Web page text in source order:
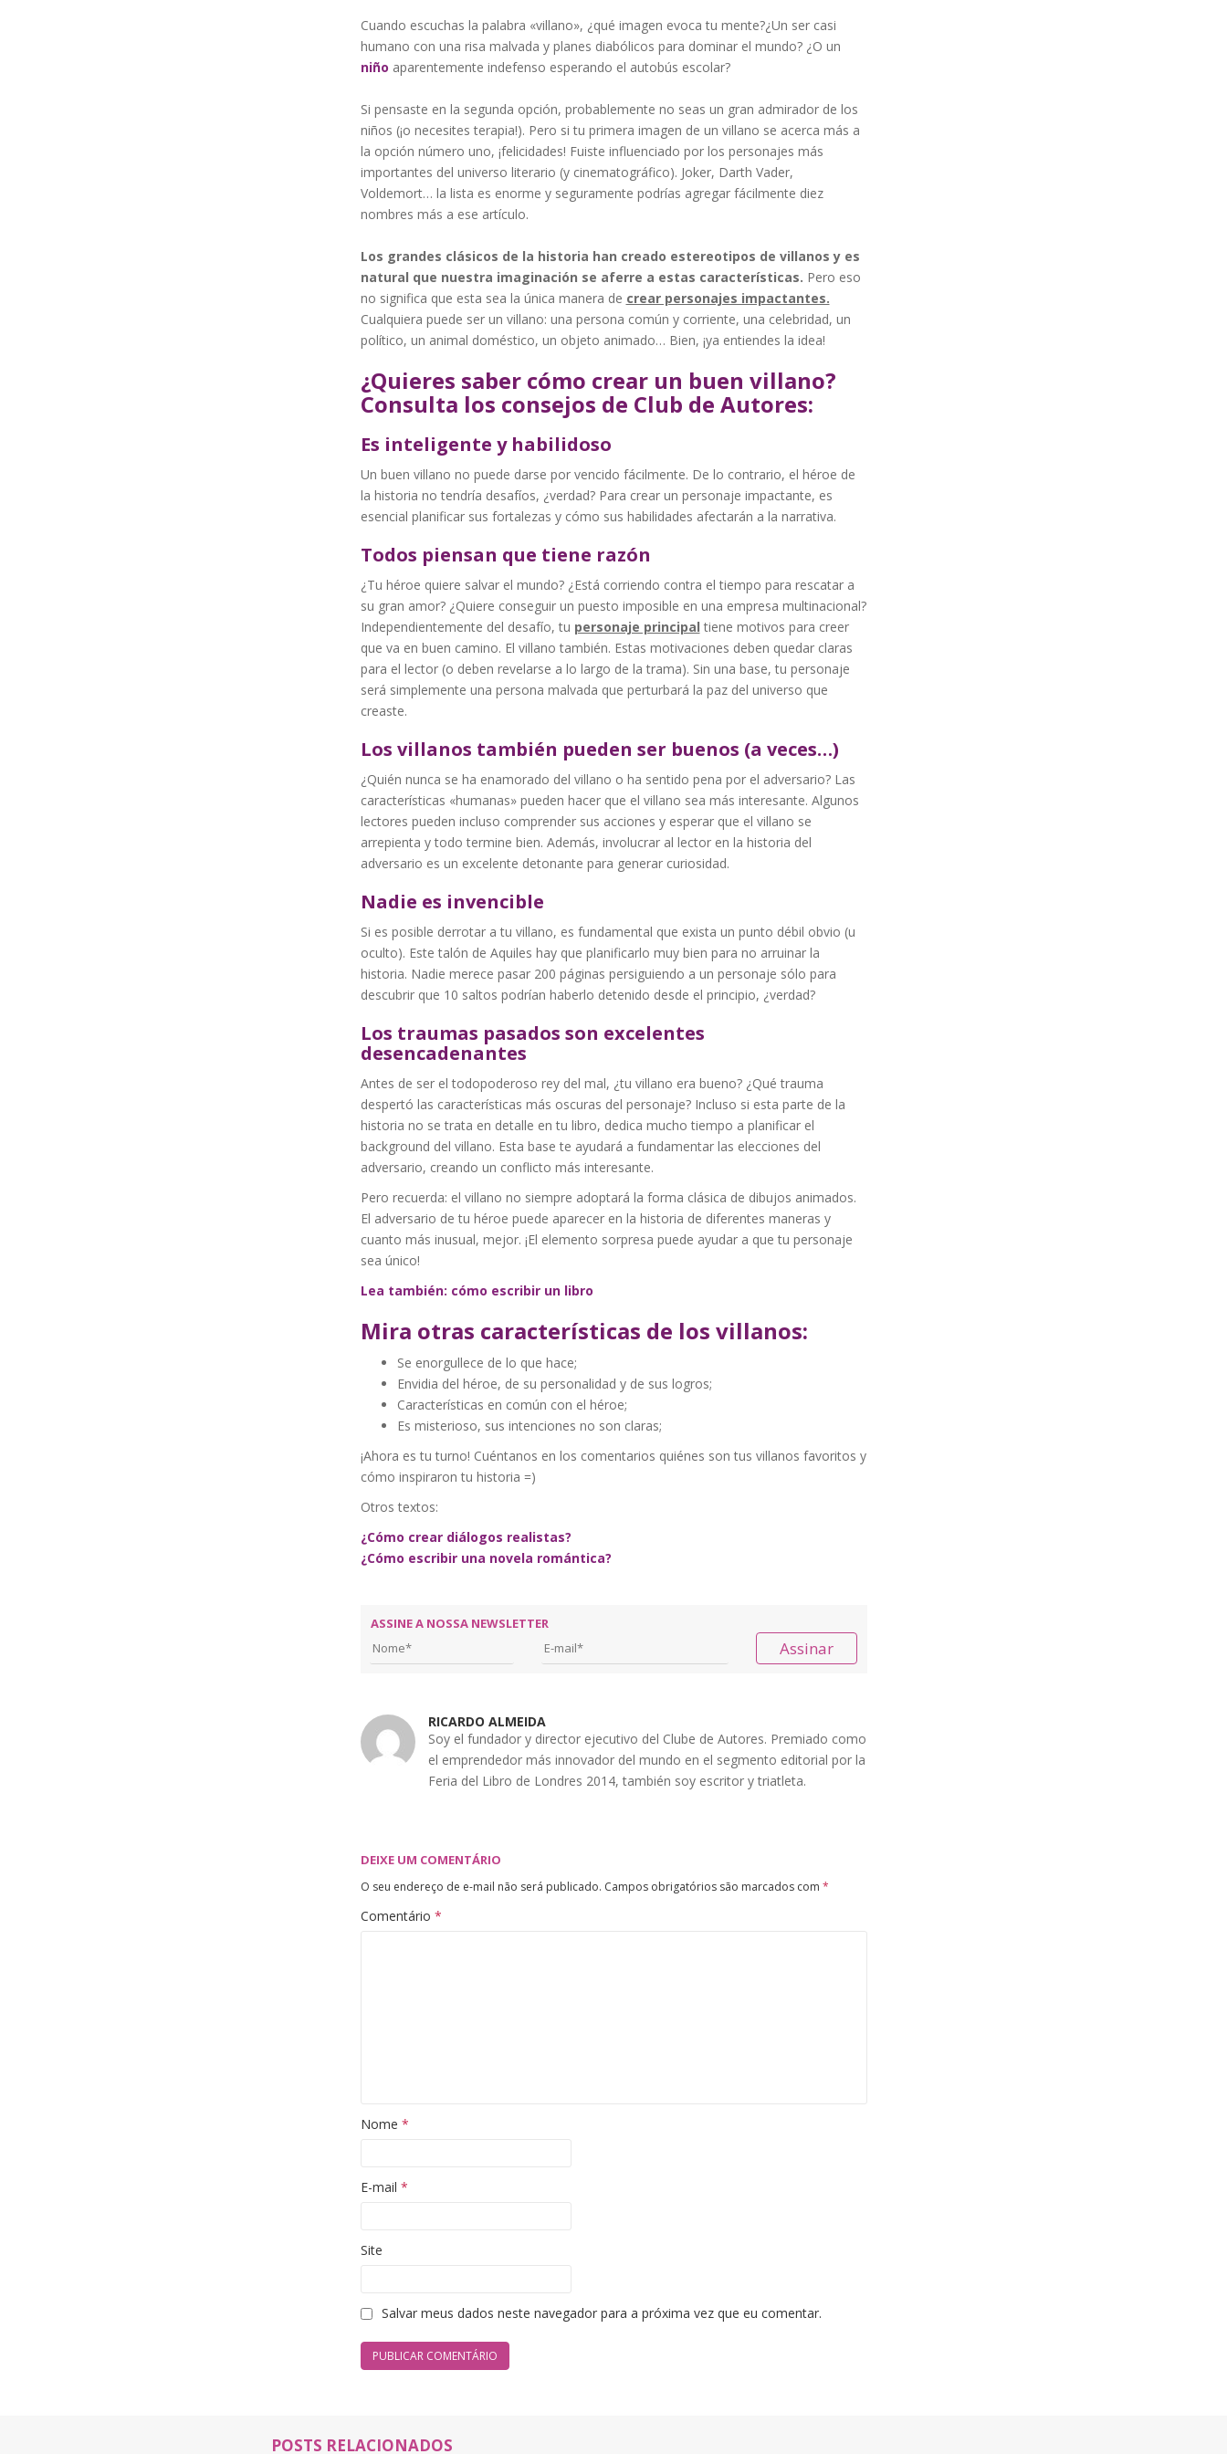
Cuando escuchas la palabra «villano», ¿qué imagen evoca tu mente?¿Un ser casi
humano con una risa malvada y planes diabólicos para dominar el mundo? ¿O un
niño aparentemente indefenso esperando el autobús escolar?
Si pensaste en la segunda opción, probablemente no seas un gran admirador de los
niños (¡o necesites terapia!). Pero si tu primera imagen de un villano se acerca más a
la opción número uno, ¡felicidades! Fuiste influenciado por los personajes más
importantes del universo literario (y cinematográfico). Joker, Darth Vader,
Voldemort… la lista es enorme y seguramente podrías agregar fácilmente diez
nombres más a ese artículo.
Los grandes clásicos de la historia han creado estereotipos de villanos y es
natural que nuestra imaginación se aferre a estas características. Pero eso
no significa que esta sea la única manera de crear personajes impactantes.
Cualquiera puede ser un villano: una persona común y corriente, una celebridad, un
político, un animal doméstico, un objeto animado… Bien, ¡ya entiendes la idea!
¿Quieres saber cómo crear un buen villano?
Consulta los consejos de Club de Autores:
Es inteligente y habilidoso
Un buen villano no puede darse por vencido fácilmente. De lo contrario, el héroe de
la historia no tendría desafíos, ¿verdad? Para crear un personaje impactante, es
esencial planificar sus fortalezas y cómo sus habilidades afectarán a la narrativa.
Todos piensan que tiene razón
¿Tu héroe quiere salvar el mundo? ¿Está corriendo contra el tiempo para rescatar a
su gran amor? ¿Quiere conseguir un puesto imposible en una empresa multinacional?
Independientemente del desafío, tu personaje principal tiene motivos para creer
que va en buen camino. El villano también. Estas motivaciones deben quedar claras
para el lector (o deben revelarse a lo largo de la trama). Sin una base, tu personaje
será simplemente una persona malvada que perturbará la paz del universo que
creaste.
Los villanos también pueden ser buenos (a veces…)
¿Quién nunca se ha enamorado del villano o ha sentido pena por el adversario? Las
características «humanas» pueden hacer que el villano sea más interesante. Algunos
lectores pueden incluso comprender sus acciones y esperar que el villano se
arrepienta y todo termine bien. Además, involucrar al lector en la historia del
adversario es un excelente detonante para generar curiosidad.
Nadie es invencible
Si es posible derrotar a tu villano, es fundamental que exista un punto débil obvio (u
oculto). Este talón de Aquiles hay que planificarlo muy bien para no arruinar la
historia. Nadie merece pasar 200 páginas persiguiendo a un personaje sólo para
descubrir que 10 saltos podrían haberlo detenido desde el principio, ¿verdad?
Los traumas pasados son excelentes
desencadenantes
Antes de ser el todopoderoso rey del mal, ¿tu villano era bueno? ¿Qué trauma
despertó las características más oscuras del personaje? Incluso si esta parte de la
historia no se trata en detalle en tu libro, dedica mucho tiempo a planificar el
background del villano. Esta base te ayudará a fundamentar las elecciones del
adversario, creando un conflicto más interesante.
Pero recuerda: el villano no siempre adoptará la forma clásica de dibujos animados.
El adversario de tu héroe puede aparecer en la historia de diferentes maneras y
cuanto más inusual, mejor. ¡El elemento sorpresa puede ayudar a que tu personaje
sea único!
Lea también: cómo escribir un libro
Mira otras características de los villanos:
Se enorgullece de lo que hace;
Envidia del héroe, de su personalidad y de sus logros;
Características en común con el héroe;
Es misterioso, sus intenciones no son claras;
¡Ahora es tu turno! Cuéntanos en los comentarios quiénes son tus villanos favoritos y
cómo inspiraron tu historia =)
Otros textos:
¿Cómo crear diálogos realistas?
¿Cómo escribir una novela romántica?
ASSINE A NOSSA NEWSLETTER
Assinar
RICARDO ALMEIDA
Soy el fundador y director ejecutivo del Clube de Autores. Premiado como
el emprendedor más innovador del mundo en el segmento editorial por la
Feria del Libro de Londres 2014, también soy escritor y triatleta.
DEIXE UM COMENTÁRIO
O seu endereço de e-mail não será publicado. Campos obrigatórios são marcados com *
Comentário *
Nome *
E-mail *
Site
Salvar meus dados neste navegador para a próxima vez que eu comentar.
POSTS RELACIONADOS